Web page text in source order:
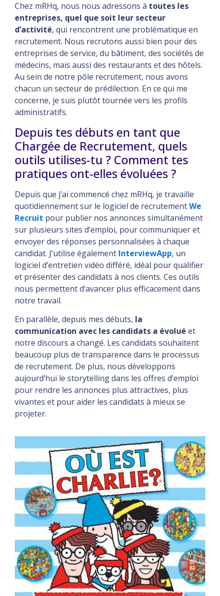
Chez mRHq, nous nous adressons à toutes les
entreprises, quel que soit leur secteur
d’activité, qui rencontrent une problématique en
recrutement. Nous recrutons aussi bien pour des
entreprises de service, du bâtiment, des sociétés de
médecins, mais aussi des restaurants et des hôtels.
Au sein de notre pôle recrutement, nous avons
chacun un secteur de prédilection. En ce qui me
concerne, je suis plutôt tournée vers les profils
administratifs.
Depuis tes débuts en tant que
Chargée de Recrutement, quels
outils utilises-tu ? Comment tes
pratiques ont-elles évoluées ?
Depuis que j’ai commencé chez mRHq, je travaille
quotidiennement sur le logiciel de recrutementWe
Recruit pour publier nos annonces simultanément
sur plusieurs sites d’emploi, pour communiquer et
envoyer des réponses personnalisées à chaque
candidat. J’utilise également InterviewApp, un
logiciel d’entretien vidéo différé, idéal pour qualifier
et présenter des candidats à nos clients. Ces outils
nous permettent d’avancer plus efficacement dans
notre travail.
En parallèle, depuis mes débuts, la
communication avec les candidats a évolué et
notre discours a changé. Les candidats souhaitent
beaucoup plus de transparence dans le processus
de recrutement. De plus, nous développons
aujourd’hui le storytelling dans les offres d’emploi
pour rendre les annonces plus attractives, plus
vivantes et pour aider les candidats à mieux se
projeter.